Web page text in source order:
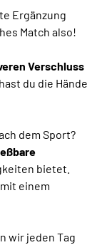
Ergänzung
Match also!
Verschluss
hast du die Hände
dem Sport?
bietet.
einem
wir jeden Tag